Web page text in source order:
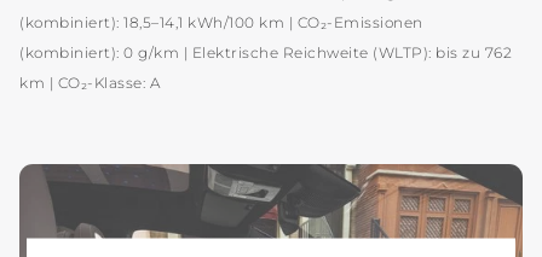
(kombiniert): 18,5–14,1 kWh/100 km | CO₂‑Emissionen
(kombiniert): 0 g/km | Elektrische Reichweite (WLTP): bis zu 762
km | CO₂‑Klasse: A